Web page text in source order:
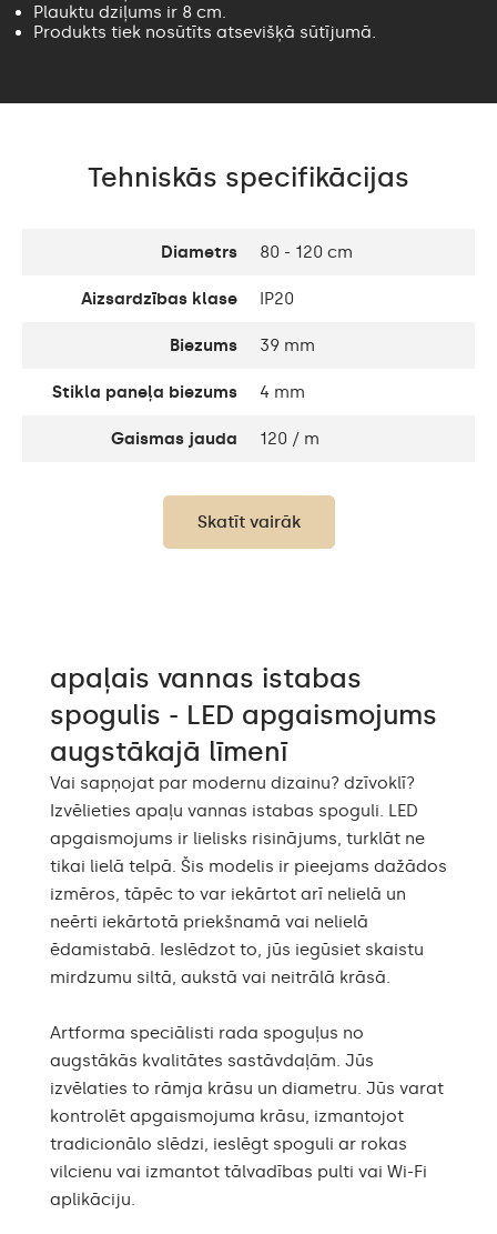
Plauktu dziļums ir 8 cm.
Produkts tiek nosūtīts atsevišķā sūtījumā.
Tehniskās specifikācijas
Diametrs 80 - 120 cm
Aizsardzības klase IP20
Biezums 39 mm
Stikla paneļa biezums 4 mm
Gaismas jauda 120 / m
Gaismas jauda
neitrāli balts 1020lm /
auksts balts 1020lm /
Philips LED 1500lm/
Philips LED 6500K/
Philips LED neitrāls
1500lm
LED dzīves ilgums
Līdz 15 000h/ Phillips LED
45 000h
Enerģijas patēriņš 9,6 W / m
Garantija Jā, 2 gadi
Komplektā
Montāžas piederumi,
Montāžas instrukcijas
Spoguļa lietojums
Profesionāla grima,
Spoguļa forma Apļveida
Ieteicamās telpas
Vannas istaba,
Dzīvojamā istaba,
Priekšnams,
Guļamistaba,
Ēdamistaba
Skatīt vairāk
apaļais vannas istabas
spogulis - LED apgaismojums
augstākajā līmenī
Vai sapņojat par modernu dizainu? dzīvoklī?
Izvēlieties apaļu vannas istabas spoguli. LED
apgaismojums ir lielisks risinājums, turklāt ne
tikai lielā telpā. Šis modelis ir pieejams dažādos
izmēros, tāpēc to var iekārtot arī nelielā un
neērti iekārtotā priekšnamā vai nelielā
ēdamistabā. Ieslēdzot to, jūs iegūsiet skaistu
mirdzumu siltā, aukstā vai neitrālā krāsā.
Artforma speciālisti rada spoguļus no
augstākās kvalitātes sastāvdaļām. Jūs
izvēlaties to rāmja krāsu un diametru. Jūs varat
kontrolēt apgaismojuma krāsu, izmantojot
tradicionālo slēdzi, ieslēgt spoguli ar rokas
vilcienu vai izmantot tālvadības pulti vai Wi-Fi
aplikāciju.